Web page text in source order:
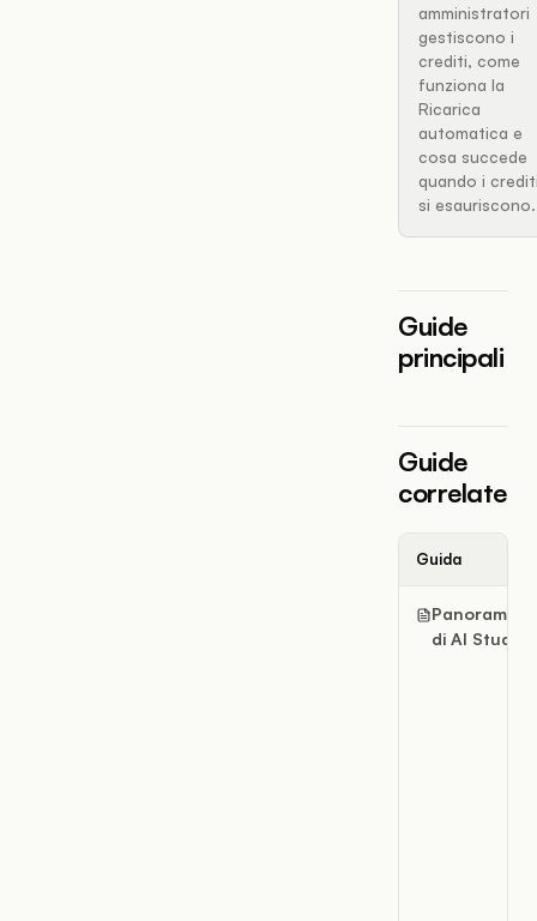
amministratori
gestiscono i
crediti, come
funziona la
Ricarica
automatica e
cosa succede
quando i
si esauriscono.
Guide
principali
Guide
correlate
Guida
Panoramica
di AI Studio